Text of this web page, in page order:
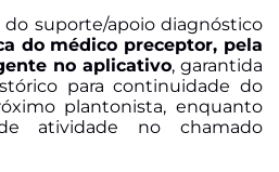
suporte/apoio diagnóstico
do médico preceptor, pela
no aplicativo, garantida
para continuidade do
plantonista, enquanto
atividade no chamado